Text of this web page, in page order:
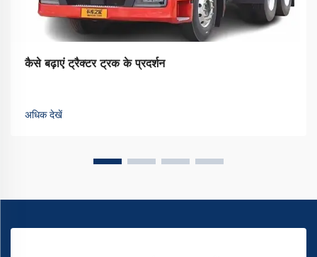
कैसे बढ़ाएं ट्रैक्टर ट्रक के प्रदर्शन
अधिक देखें